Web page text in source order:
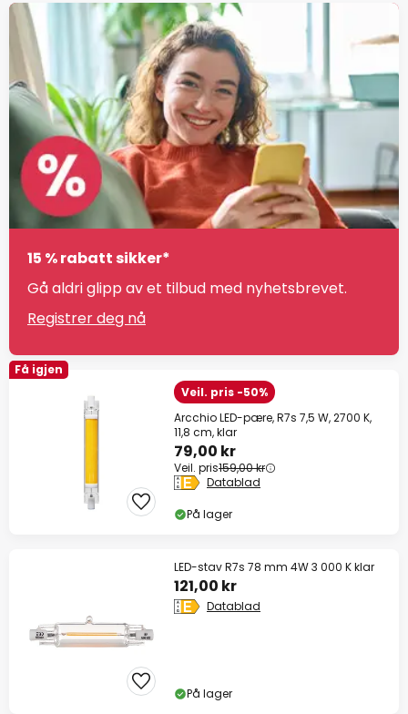
15 % rabatt sikker*
Gå aldri glipp av et tilbud med nyhetsbrevet.
Registrer deg nå
Få igjen
Veil. pris -50%
Arcchio LED-pære, R7s 7,5 W, 2700 K,
11,8 cm, klar
79,00 kr
Veil. pris159,00 kr
Datablad
På lager
LED-stav R7s 78 mm 4W 3 000 K klar
121,00 kr
Datablad
På lager